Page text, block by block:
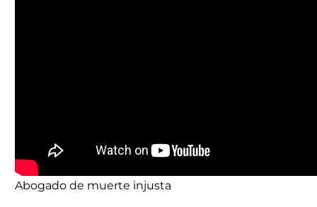
Abogado de muerte injusta